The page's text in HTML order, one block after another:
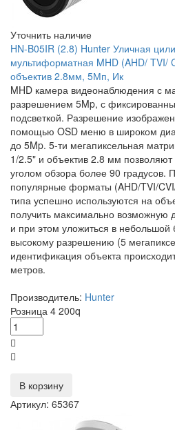
Уточнить наличие
HN-B05IR (2.8) Hunter Уличная
мультиформатная MHD (AHD/ TVI/
объектив 2.8мм, 5Мп, Ик
MHD камера видеонаблюдения с
разрешением 5Mp, с
подсветкой. Разрешение
помощью OSD меню в широком
до 5Mp. 5-ти мегапиксельная
1/2.5" и объектив 2.8 мм
уголом обзора более 90 градусов.
популярные форматы (AHD/TVI/
типа успешно используются на
получить максимально возможную
и при этом уложиться в
высокому разрешению (5
идентификация объекта
метров.
Производитель: Hunter
Розница 4 200q
В корзину
Артикул: 65367